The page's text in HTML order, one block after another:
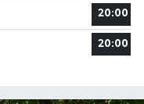
20:00
20:00